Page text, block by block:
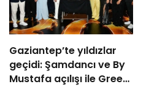
Gaziantep’te yıldızlar
geçidi: Şamdancı ve By
Mustafa açılışı ile Green